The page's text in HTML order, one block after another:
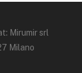
Mirumir srl
Milano